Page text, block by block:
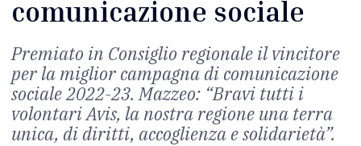
comunicazione sociale
Premiato in Consiglio regionale il vincitore
per la miglior campagna di comunicazione
sociale 2022-23. Mazzeo: “Bravi tutti i
volontari Avis, la nostra regione una terra
unica, di diritti, accoglienza e solidarietà”.